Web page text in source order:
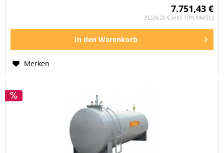
7.751,43 €
(9224,20 € inkl. 19% MwSt.)
In den Warenkorb
Merken